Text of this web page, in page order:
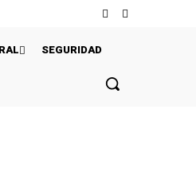
SEGURIDAD